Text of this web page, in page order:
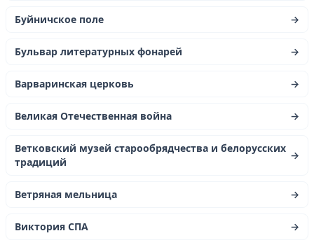
Буйничское поле →
Бульвар литературных фонарей →
Варваринская церковь →
Великая Отечественная война →
Ветковский музей старообрядчества и белорусских
традиций
→
Ветряная мельница →
Виктория СПА →